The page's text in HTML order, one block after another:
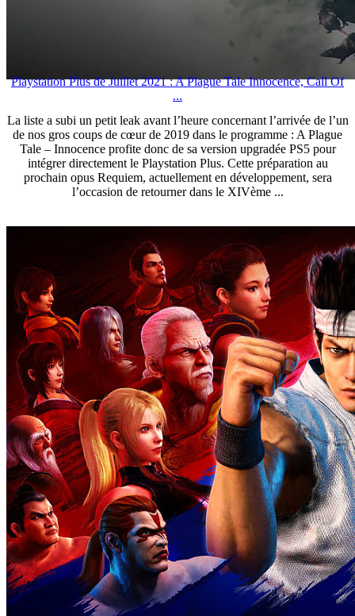
Playstation Plus de Juillet 2021 : A Plague Tale Innocence, Call Of
...
La liste a subi un petit leak avant l’heure concernant l’arrivée de l’un
de nos gros coups de cœur de 2019 dans le programme : A Plague
Tale – Innocence profite donc de sa version upgradée PS5 pour
intégrer directement le Playstation Plus. Cette préparation au
prochain opus Requiem, actuellement en développement, sera
l’occasion de retourner dans le XIVème ...